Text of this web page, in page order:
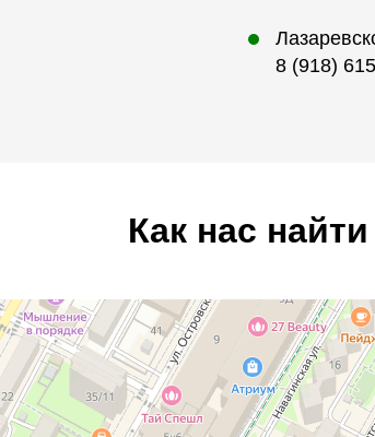
8 (918)
Как нас найти